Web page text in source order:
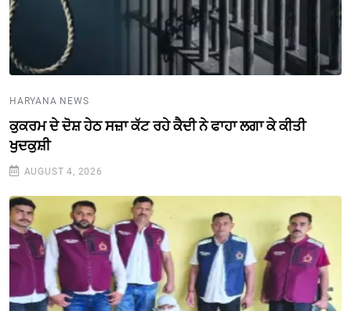
HARYANA NEWS
ਕੁਕਰਮ ਦੇ ਦੋਸ਼ ਹੇਠ ਸਜ਼ਾ ਕੱਟ ਰਹੇ ਕੈਦੀ ਨੇ ਫਾਹਾ ਲਗਾ ਕੇ ਕੀਤੀ
ਖੁਦਕੁਸ਼ੀ
AUGUST 4, 2026